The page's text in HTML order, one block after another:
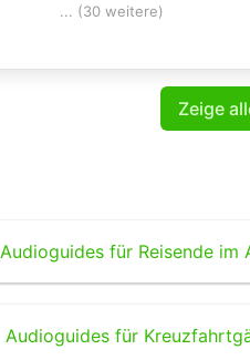
... (30 weitere)
Zeige
Audioguides für Reisende im
Audioguides für